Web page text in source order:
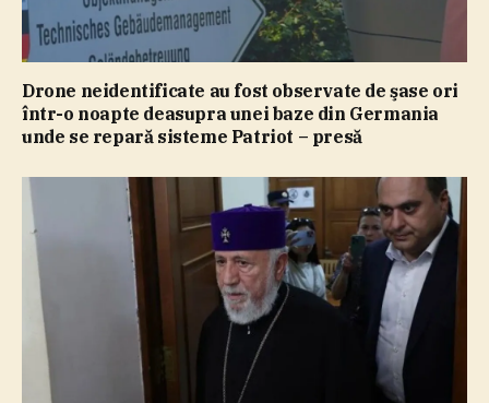
Drone neidentificate au fost observate de şase ori
într-o noapte deasupra unei baze din Germania
unde se repară sisteme Patriot – presă